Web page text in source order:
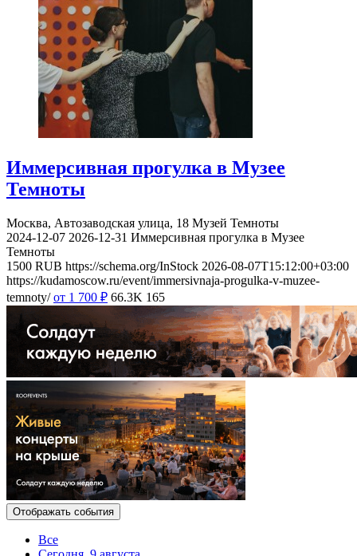
Иммерсивная прогулка в Музее
Темноты
Москва, Автозаводская улица, 18 Музей Темноты
2024-12-07 2026-12-31 Иммерсивная прогулка в Музее
Темноты
1500 RUB https://schema.org/InStock 2026-08-07T15:12:00+03:00
https://kudamoscow.ru/event/immersivnaja-progulka-v-muzee-
temnoty/ от 1 700 ₽ 66.3K 165
Отображать события
Все